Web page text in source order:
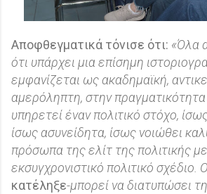
Αποφθεγματικά τόνισε ότι: «Όλα
ότι υπάρχει μια επίσημη
εμφανίζεται ως ακαδημαϊκή,
αμερόληπτη, στην πραγματικότητα
υπηρετεί έναν πολιτικό στόχο,
ίσως ασυνείδητα, ίσως νοιώθει
πρόσωπα της ελίτ της πολιτικής
εκσυγχρονιστικό πολιτικό σχέδιο.
κατέληξε-μπορεί να διατυπώσει